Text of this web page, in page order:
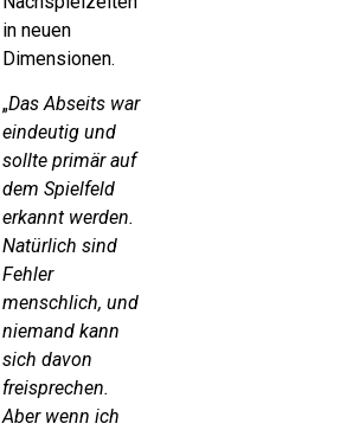
in neuen
Dimensionen.
„Das Abseits war
eindeutig und
sollte primär auf
dem Spielfeld
erkannt werden.
Natürlich sind
Fehler
menschlich, und
niemand kann
sich davon
freisprechen.
Aber wenn ich